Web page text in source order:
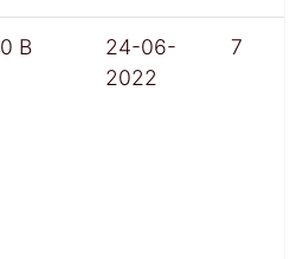
0 B
24-06-
2022
7